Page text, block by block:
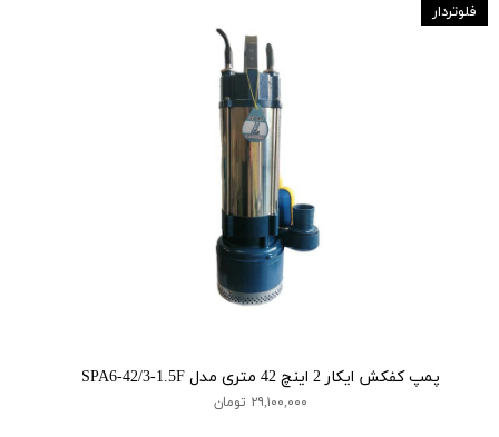
پمپ کفکش ایکار 2 اینچ 42 متری مدل SPA6-42/3-1.5F
۲۹,۱۰۰,۰۰۰ تومان
فلوتردار